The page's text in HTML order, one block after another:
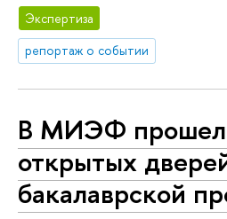
Экспертиза
репортаж о событии
В МИЭФ
открытых
бакалаврской